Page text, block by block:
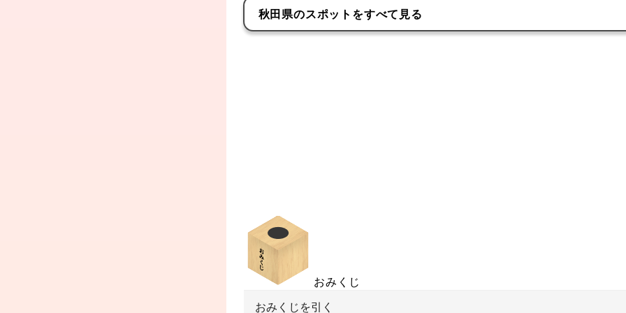
秋田県のスポットをすべて見る
おみくじ
おみくじを引く